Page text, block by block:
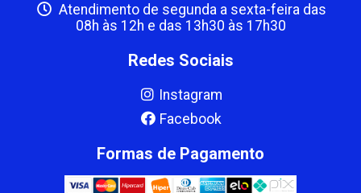
Atendimento de segunda a sexta-feira das
08h às 12h e das 13h30 às 17h30
Redes Sociais
Instagram
Facebook
Formas de Pagamento